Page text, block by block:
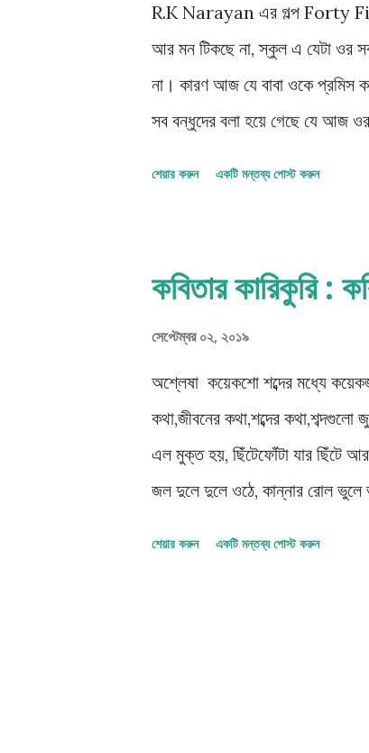
R.K Narayan এর গল্প Forty
আর মন টিকছে না, স্কুল এ যেটা ওর
না। কারণ আজ যে বাবা ওকে প্রমিস
সব বন্ধুদের বলা হয়ে গেছে যে আজ
আর রিক্সায় যেতে যেতে অজস্র
জামাটাই বা পরবে আজ ও- এগুলো
তার পরেই- অস্মিতার মা দিতি
শেয়ার করুন একটি মন্তব্য পোস্ট করুন
কবিতার
সেপ্টেম্বর ০২, ২০১৯
অশ্লেষা কয়েকশো শব্দের মধ্যে
কথা,জীবনের কথা,শব্দের কথা,শব্দগুলো
এল মুক্ত হয়, ছিঁটেফোঁটা যার ছিঁটে
জল দুলে দুলে ওঠে, কান্নার রোল
গর্ভের মতো করে, প্রথম হারানো
আছে, তাকে টুকরো টুকরো করে আস্ত
শেয়ার করুন একটি মন্তব্য পোস্ট করুন